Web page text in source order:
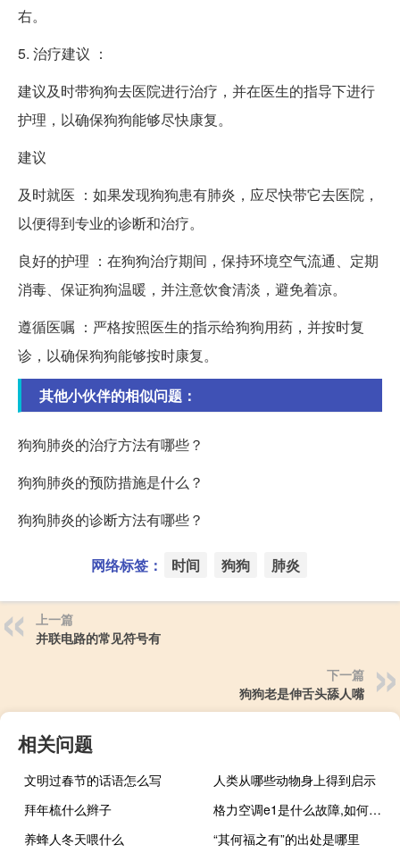
右。
5. 治疗建议 ：
建议及时带狗狗去医院进行治疗，并在医生的指导下进行
护理，以确保狗狗能够尽快康复。
建议
及时就医 ：如果发现狗狗患有肺炎，应尽快带它去医院，
以便得到专业的诊断和治疗。
良好的护理 ：在狗狗治疗期间，保持环境空气流通、定期
消毒、保证狗狗温暖，并注意饮食清淡，避免着凉。
遵循医嘱 ：严格按照医生的指示给狗狗用药，并按时复
诊，以确保狗狗能够按时康复。
其他小伙伴的相似问题：
狗狗肺炎的治疗方法有哪些？
狗狗肺炎的预防措施是什么？
狗狗肺炎的诊断方法有哪些？
网络标签： 时间 狗狗 肺炎
上一篇
并联电路的常见符号有
下一篇
狗狗老是伸舌头舔人嘴
相关问题
文明过春节的话语怎么写
人类从哪些动物身上得到启示
拜年梳什么辫子
格力空调e1是什么故障,如何处理（格力空调e1是什么故障）
养蜂人冬天喂什么
“其何福之有”的出处是哪里